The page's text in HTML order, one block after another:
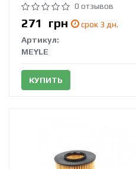
0 отзывов
271 грн
срок 3 дн.
Артикул:
MEYLE
КУПИТЬ